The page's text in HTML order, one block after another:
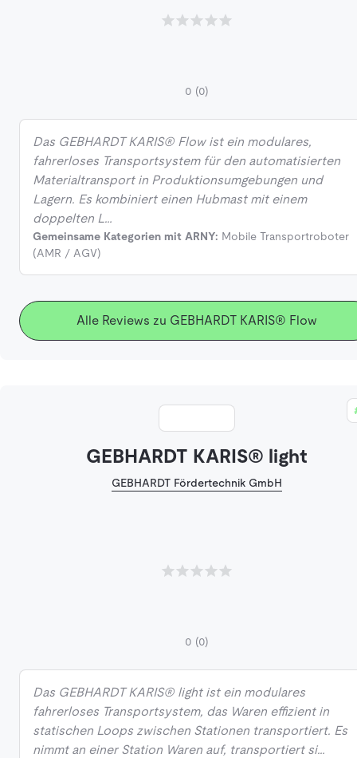
0 (0)
Das GEBHARDT KARIS® Flow ist ein modulares,
fahrerloses Transportsystem für den automatisierten
Materialtransport in Produktionsumgebungen und
Lagern. Es kombiniert einen Hubmast mit einem
doppelten L…
Gemeinsame Kategorien mit ARNY: Mobile Transportroboter
(AMR / AGV)
Alle Reviews zu GEBHARDT KARIS® Flow
GEBHARDT KARIS® light
GEBHARDT Fördertechnik GmbH
0 (0)
Das GEBHARDT KARIS® light ist ein modulares
fahrerloses Transportsystem, das Waren effizient in
statischen Loops zwischen Stationen transportiert. Es
nimmt an einer Station Waren auf, transportiert si…